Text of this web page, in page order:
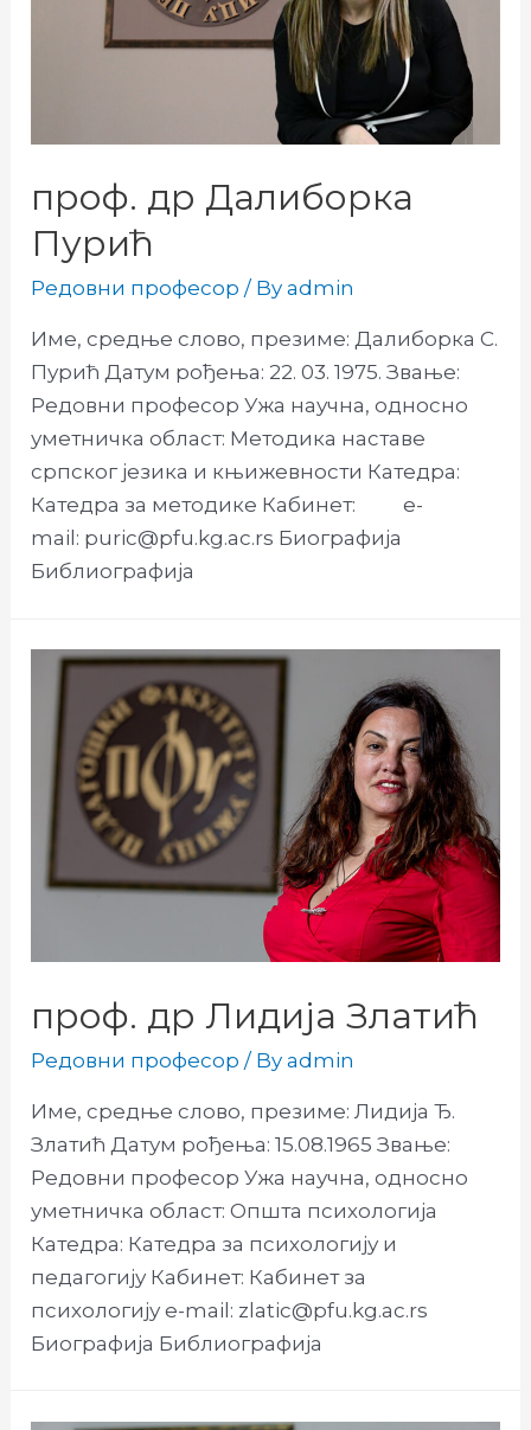
проф. др Далиборка
Пурић
Редовни професор / Byadmin
Име, средње слово, презиме: Далиборка С.
Пурић Датум рођења: 22. 03. 1975. Звање:
Редовни професор Ужа научна, односно
уметничка област: Методика наставе
српског језика и књижевности Катедра:
Катедра за методике Кабинет: e-
mail: puric@pfu.kg.ac.rs Биографија
Библиографија
проф. др Лидија Златић
Редовни професор / Byadmin
Име, средње слово, презиме: Лидија Ђ.
Златић Датум рођења: 15.08.1965 Звање:
Редовни професор Ужа научна, односно
уметничка област: Општа психологија
Катедра: Катедра за психологију и
педагогију Кабинет: Кабинет за
психологију e-mail: zlatic@pfu.kg.ac.rs
Биографија Библиографија